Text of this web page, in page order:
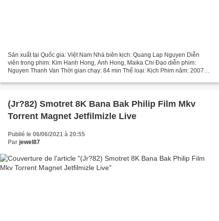
Sản xuất tại Quốc gia: Việt Nam Nhà biên kịch: Quang Lap Nguyen Diễn
viên trong phim: Kim Hanh Hong, Anh Hong, Maika Chi Đạo diễn phim:
Nguyen Thanh Van Thời gian chạy: 84 min Thể loại: Kịch Phim năm: 2007
(Jr?82) Smotret 8K Bana Bak Philip Film Mkv
Torrent Magnet Jetfilmizle Live
Publié le 06/06/2021 à 20:55
Par jewel87